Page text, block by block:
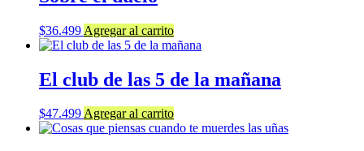
$36.499 Agregar al carrito
El club de las 5 de la mañana
$47.499Agregar al carrito